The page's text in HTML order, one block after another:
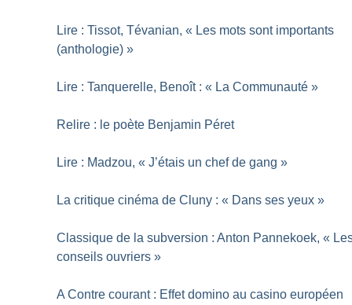
Lire : Tissot, Tévanian, « Les mots sont importants
(anthologie) »
Lire : Tanquerelle, Benoît : « La Communauté »
Relire : le poète Benjamin Péret
Lire : Madzou, « J’étais un chef de gang »
La critique cinéma de Cluny : « Dans ses yeux »
Classique de la subversion : Anton Pannekoek, «
conseils ouvriers »
A Contre courant : Effet domino au casino européen